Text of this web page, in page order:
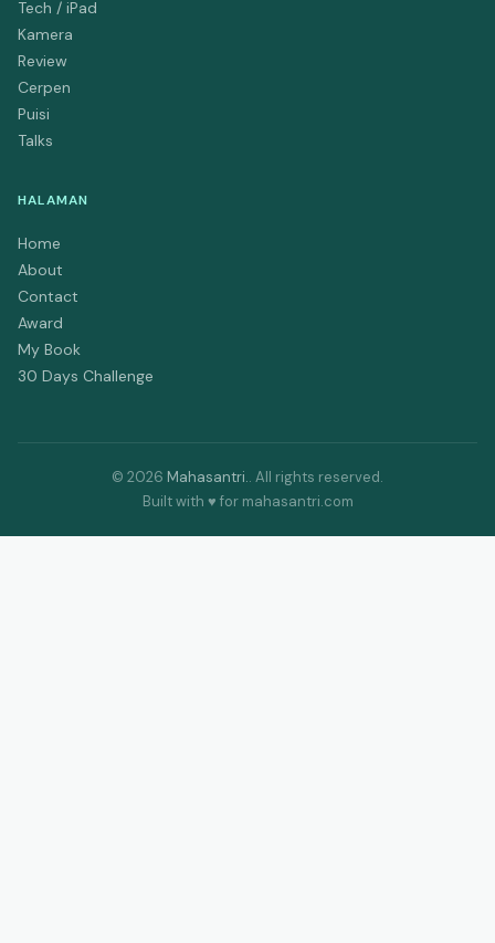
Tech / iPad
Kamera
Review
Cerpen
Puisi
Talks
HALAMAN
Home
About
Contact
Award
My Book
30 Days Challenge
© 2026 Mahasantri.. All rights reserved.
Built with ♥ for mahasantri.com